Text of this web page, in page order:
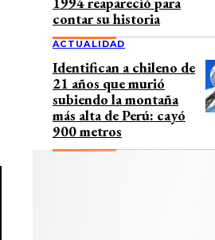
contar su historia
ACTUALIDAD
Identifican a chileno de
21 años que murió
subiendo la montaña
más alta de Perú: cayó
900 metros